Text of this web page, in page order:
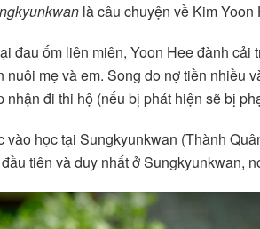
là câu chuyện về Kim Yoon
đau ốm liên miên, Yoon Hee đành cải
nuôi mẹ và em. Song do nợ tiền nhiều
nhận đi thi hộ (nếu bị phát hiện sẽ bị
vào học tại Sungkyunkwan (Thành
tiên và duy nhất ở Sungkyunkwan,